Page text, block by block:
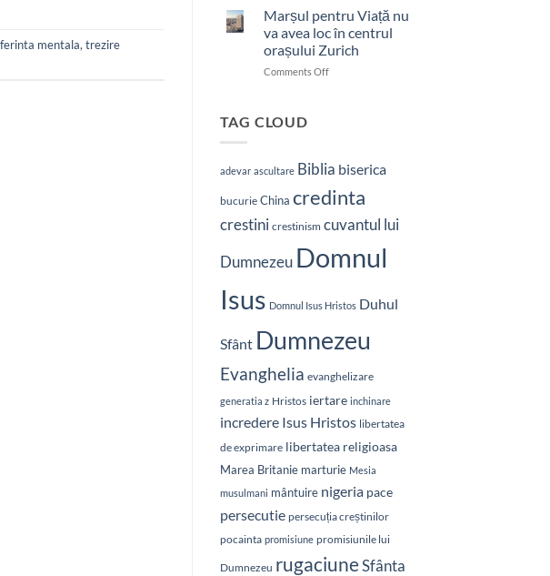
mentala, trezire
bătut
cu
brutalitate
în
Nepal:
L
pe
Marșul pentru Viață nu
va avea loc în centrul
orașului Zurich
Comments Offon
avea
loc
în
orașului
TAG CLOUD
adevar ascultare Biblia biserica
bucurie China credinta
crestini crestinism cuvantul lui
Dumnezeu Domnul
Isus Domnul Isus Hristos Duhul
Sfânt Dumnezeu
Evanghelia evanghelizare
generatia z Hristos iertare inchinare
incredere Isus Hristos libertatea
de exprimare libertatea religioasa
Marea Britanie marturie Mesia
musulmani mântuire nigeria pace
persecutie persecuția creștinilor
pocainta promisiune promisiunile lui
Dumnezeu rugaciuneSfânta